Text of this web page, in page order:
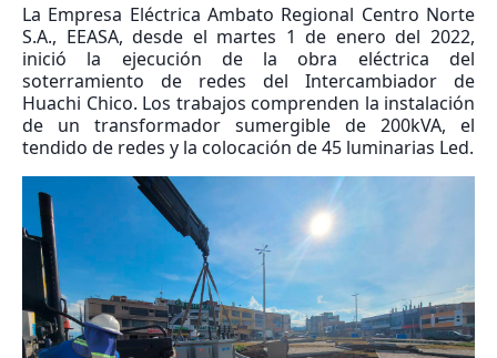
La Empresa Eléctrica Ambato Regional Centro Norte
S.A., EEASA, desde el martes 1 de enero del 2022,
inició la ejecución de la obra eléctrica del
soterramiento de redes del Intercambiador de
Huachi Chico. Los trabajos comprenden la instalación
de un transformador sumergible de 200kVA, el
tendido de redes y la colocación de 45 luminarias Led.